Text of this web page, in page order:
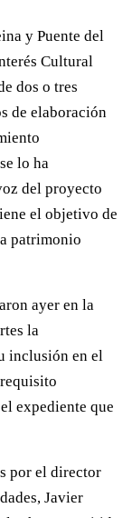
y Puente del
Cultural
dos o tres
de elaboración
lo ha
del proyecto
el objetivo de
patrimonio
ayer en la
la
inclusión en el
expediente que
por el director
Javier